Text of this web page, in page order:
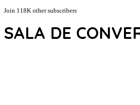
Join 118K other subscribers
SALA DE